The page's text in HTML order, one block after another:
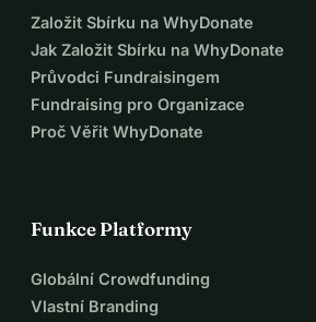
Založit Sbírku na WhyDonate
Jak Založit Sbírku na WhyDonate
Průvodci Fundraisingem
Fundraising pro Organizace
Proč Věřit WhyDonate
Funkce Platformy
Globální Crowdfunding
Vlastní Branding